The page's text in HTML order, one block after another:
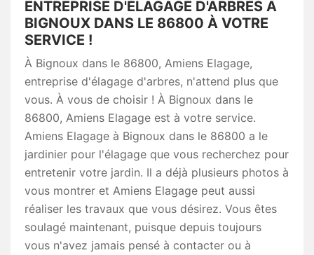
ENTREPRISE D'ÉLAGAGE D'ARBRES À
BIGNOUX DANS LE 86800 À VOTRE
SERVICE !
À Bignoux dans le 86800, Amiens Elagage,
entreprise d'élagage d'arbres, n'attend plus que
vous. À vous de choisir ! À Bignoux dans le
86800, Amiens Elagage est à votre service.
Amiens Elagage à Bignoux dans le 86800 a le
jardinier pour l'élagage que vous recherchez pour
entretenir votre jardin. Il a déjà plusieurs photos à
vous montrer et Amiens Elagage peut aussi
réaliser les travaux que vous désirez. Vous êtes
soulagé maintenant, puisque depuis toujours
vous n'avez jamais pensé à contacter ou à